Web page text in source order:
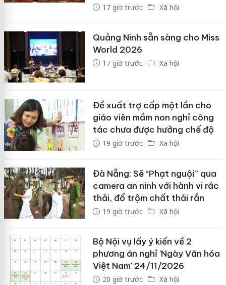
17 giờ trước Xã hội
Quảng Ninh sẵn sàng cho Miss
World 2026
17 giờ trước Xã hội
Đề xuất trợ cấp một lần cho
giáo viên mầm non nghỉ công
tác chưa được hưởng chế độ
19 giờ trước Xã hội
Đà Nẵng: Sẽ “Phạt nguội” qua
camera an ninh với hành vi rác
thải, đổ trộm chất thải rắn
19 giờ trước Xã hội
Bộ Nội vụ lấy ý kiến về 2
phương án nghỉ 'Ngày Văn hóa
Việt Nam' 24/11/2026
20 giờ trước Xã hội